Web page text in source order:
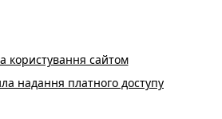
користування сайтом
надання платного доступу